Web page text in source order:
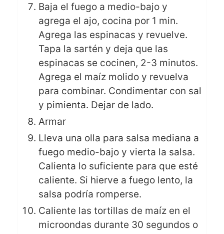
Baja el fuego a medio-bajo y
agrega el ajo, cocina por 1 min.
Agrega las espinacas y revuelve.
Tapa la sartén y deja que las
espinacas se cocinen, 2-3 minutos.
Agrega el maíz molido y revuelva
para combinar. Condimentar con sal
y pimienta. Dejar de lado.
Armar
Lleva una olla para salsa mediana a
fuego medio-bajo y vierta la salsa.
Calienta lo suficiente para que esté
caliente. Si hierve a fuego lento, la
salsa podría romperse.
Caliente las tortillas de maíz en el
microondas durante 30 segundos o